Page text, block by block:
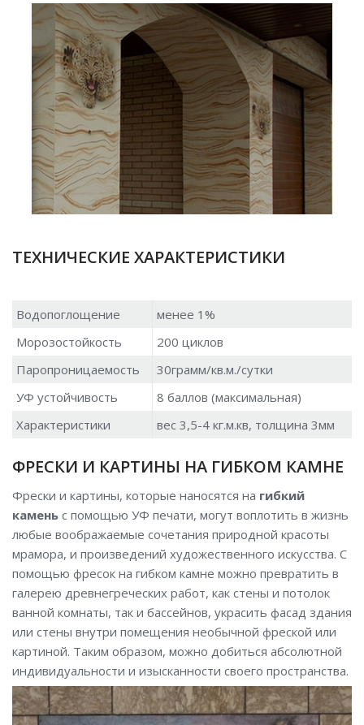
ТЕХНИЧЕСКИЕ ХАРАКТЕРИСТИКИ
Водопоглощение
менее 1%
Морозостойкость
200 циклов
Паропроницаемость
30грамм/кв.м./сутки
УФ устойчивость
8 баллов (максимальная)
Характеристики
вес 3,5-4 кг.м.кв, толщина 3мм
ФРЕСКИ И КАРТИНЫ НА ГИБКОМ КАМНЕ
Фрески и картины, которые наносятся на гибкий
каменьс помощью УФ печати, могут воплотить в жизнь
любые воображаемые сочетания природной красоты
мрамора, и произведений художественного искусства. С
помощью фресок на гибком камне можно превратить в
галерею древнегреческих работ, как стены и потолок
ванной комнаты, так и бассейнов, украсить фасад здания
или стены внутри помещения необычной фреской или
картиной. Таким образом, можно добиться абсолютной
индивидуальности и изысканности своего пространства.